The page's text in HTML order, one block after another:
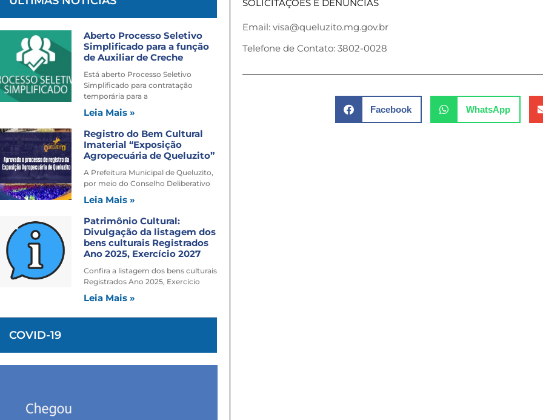
Aberto Processo Seletivo
Simplificado para a função
de Auxiliar de Creche
Está aberto Processo Seletivo
Simplificado para contratação
temporária para a
Leia Mais »
Registro do Bem Cultural
Imaterial “Exposição
Agropecuária de Queluzito”
A Prefeitura Municipal de Queluzito,
por meio do Conselho Deliberativo
Leia Mais »
Patrimônio Cultural:
Divulgação da listagem dos
bens culturais Registrados
Ano 2025, Exercício 2027
Confira a listagem dos bens culturais
Registrados Ano 2025, Exercício
Leia Mais »
COVID-19
SOLICITAÇÕES E DENUNCIAS
Email: visa@queluzito.mg.gov.br
Telefone de Contato: 3802-0028
Facebook WhatsApp